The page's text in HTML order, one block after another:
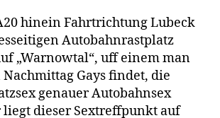
hinein Fahrtrichtung Lubeck
Autobahnrastplatz
„Warnowtal“, uff einem man
Nachmittag Gays findet, die
genauer Autobahnsex
liegt dieser Sextreffpunkt auf